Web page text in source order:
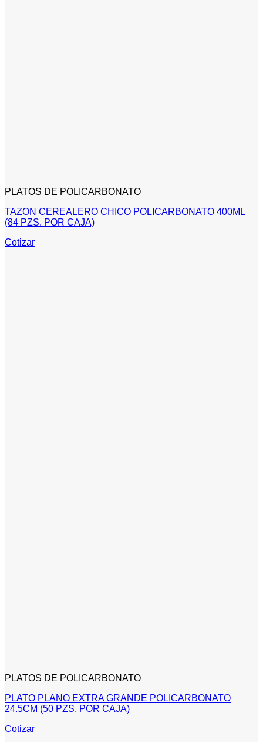
PLATOS DE POLICARBONATO
TAZON CEREALERO CHICO POLICARBONATO 400ML
(84 PZS. POR CAJA)
Cotizar
PLATOS DE POLICARBONATO
PLATO PLANO EXTRA GRANDE POLICARBONATO
24.5CM (50 PZS. POR CAJA)
Cotizar